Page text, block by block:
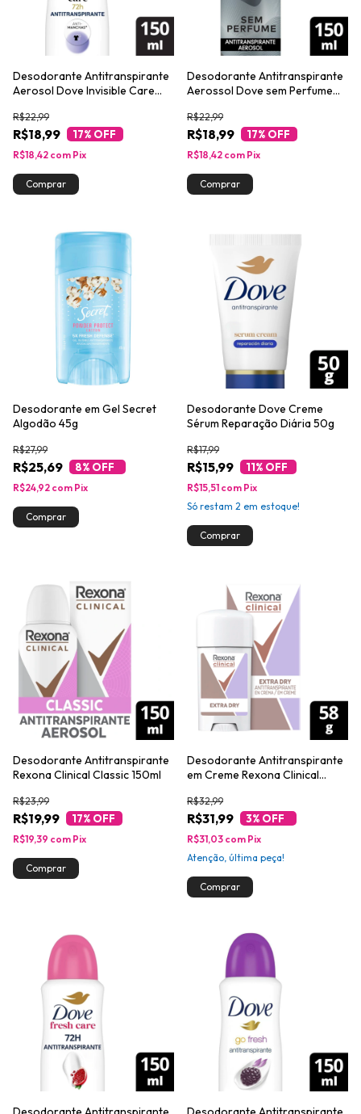
Desodorante Antitranspirante
Aerosol Dove Invisible Care
R$18,99
R$22,99
17% OFF
R$18,42 com Pix
Desodorante Antitranspirante
Aerossol Dove sem Perfume
R$18,99
R$22,99
17% OFF
R$18,42 com Pix
Desodorante em Gel Secret
Algodão 45g
R$25,69
R$27,99
8% OFF
R$24,92 com Pix
Desodorante Dove Creme
Sérum Reparação Diária 50g
R$15,99
R$17,99
11% OFF
R$15,51 com Pix
Só restam 2 em estoque!
Desodorante Antitranspirante
Rexona Clinical Classic 150ml
R$19,99
R$23,99
17% OFF
R$19,39 com Pix
Desodorante Antitranspirante
em Creme Rexona Clinical
R$31,99
R$32,99
3% OFF
R$31,03 com Pix
Atenção, última peça!